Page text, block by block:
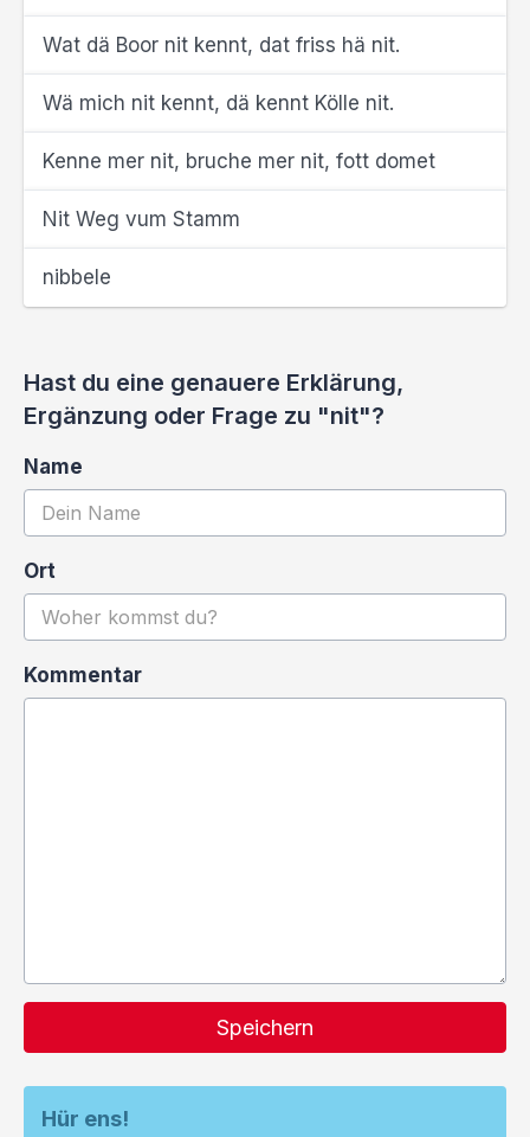
Wat dä Boor nit kennt, dat friss hä nit.
Wä mich nit kennt, dä kennt Kölle nit.
Kenne mer nit, bruche mer nit, fott domet
Nit Weg vum Stamm
nibbele
Hast du eine genauere Erklärung,
Ergänzung oder Frage zu "nit"?
Name
Ort
Kommentar
Speichern
Hür ens!